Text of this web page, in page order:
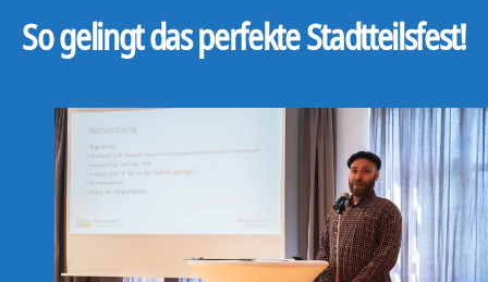
So gelingt das perfekte Stadtteilsfest!